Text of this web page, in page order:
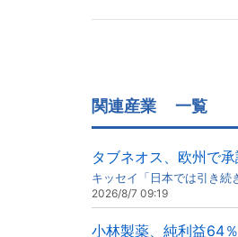
関連産業 一覧
タブネオス、欧州で
キッセイ「日本では引き続
2026/8/7 09:19
小林製薬、純利益64